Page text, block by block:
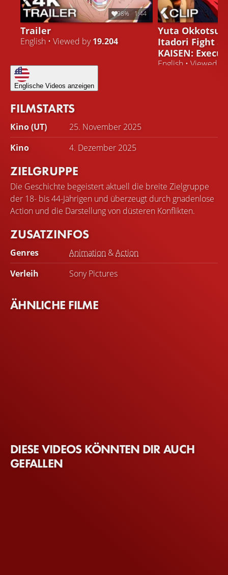
98% 1:44
Trailer
English • Viewed by19.204
Yuta Okkotsu
Itadori Fight
KAISEN:
English • Viewed
Englische Videos anzeigen
FILMSTARTS
Kino (UT)
25. November 2025
Kino
4. Dezember 2025
ZIELGRUPPE
Die Geschichte begeistert aktuell die breite Zielgruppe
der 18- bis 44-Jährigen und überzeugt durch gnadenlose
Action und die Darstellung von düsteren Konflikten.
ZUSATZINFOS
Genres Animation &Action
Verleih
Sony Pictures
ÄHNLICHE FILME
DIESE VIDEOS KÖNNTEN DIR AUCH
GEFALLEN